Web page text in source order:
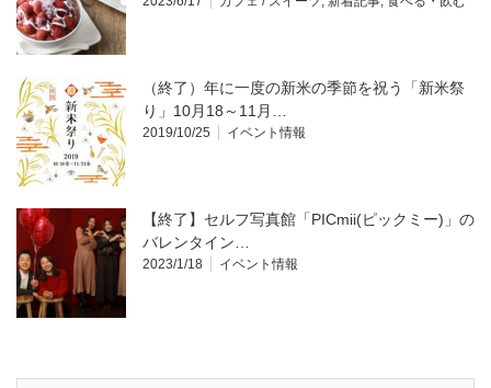
（終了）年に一度の新米の季節を祝う「新米祭
り」10月18～11月…
2019/10/25 イベント情報
【終了】セルフ写真館「PICmii(ピックミー)」の
バレンタイン…
2023/1/18 イベント情報